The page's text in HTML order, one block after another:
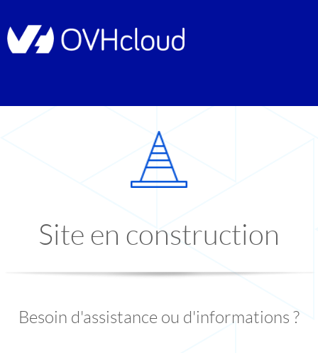
Site en construction
Besoin d'assistance ou d'informations ?